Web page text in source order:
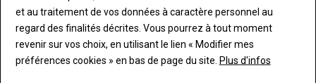
"Créer
un
nouveau
compte"
Lien
"Réinitialiser
votre
mot
Réinitialiser votre mot de passe
Lien
"Je
Je me connecte
et au traitement de vos données à caractère personnel au
regard des finalités décrites. Vous pourrez à tout moment
revenir sur vos choix, en utilisant le lien « Modifier mes
préférences cookies » en bas de page du site. Plus d'infos